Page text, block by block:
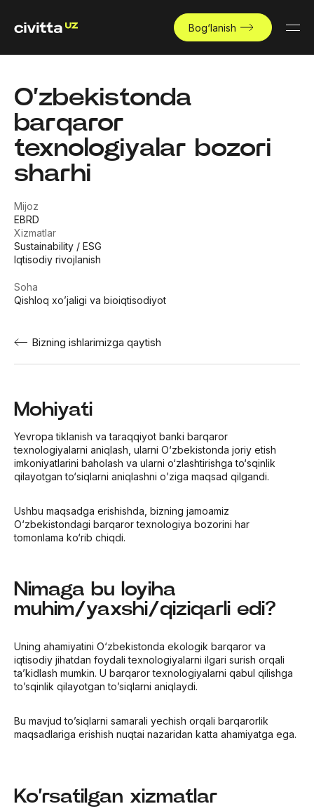
Bog‘lanish
O‘zbekistonda
barqaror
texnologiyalar bozori
sharhi
Mijoz
EBRD
Xizmatlar
Sustainability / ESG
Iqtisodiy rivojlanish
Soha
Qishloq xo’jaligi va bioiqtisodiyot
Bizning ishlarimizga qaytish
Mohiyati
Yevropa tiklanish va taraqqiyot banki barqaror
texnologiyalarni aniqlash, ularni O‘zbekistonda joriy etish
imkoniyatlarini baholash va ularni o‘zlashtirishga to‘sqinlik
qilayotgan to‘siqlarni aniqlashni o’ziga maqsad qilgandi.
Ushbu maqsadga erishishda, bizning jamoamiz
O‘zbekistondagi barqaror texnologiya bozorini har
tomonlama ko‘rib chiqdi.
Nimaga bu loyiha
muhim/yaxshi/qiziqarli edi?
Uning ahamiyatini O‘zbekistonda ekologik barqaror va
iqtisodiy jihatdan foydali texnologiyalarni ilgari surish orqali
ta’kidlash mumkin. U barqaror texnologiyalarni qabul qilishga
to’sqinlik qilayotgan to’siqlarni aniqlaydi.
Bu mavjud to’siqlarni samarali yechish orqali barqarorlik
maqsadlariga erishish nuqtai nazaridan katta ahamiyatga ega.
Ko’rsatilgan xizmatlar